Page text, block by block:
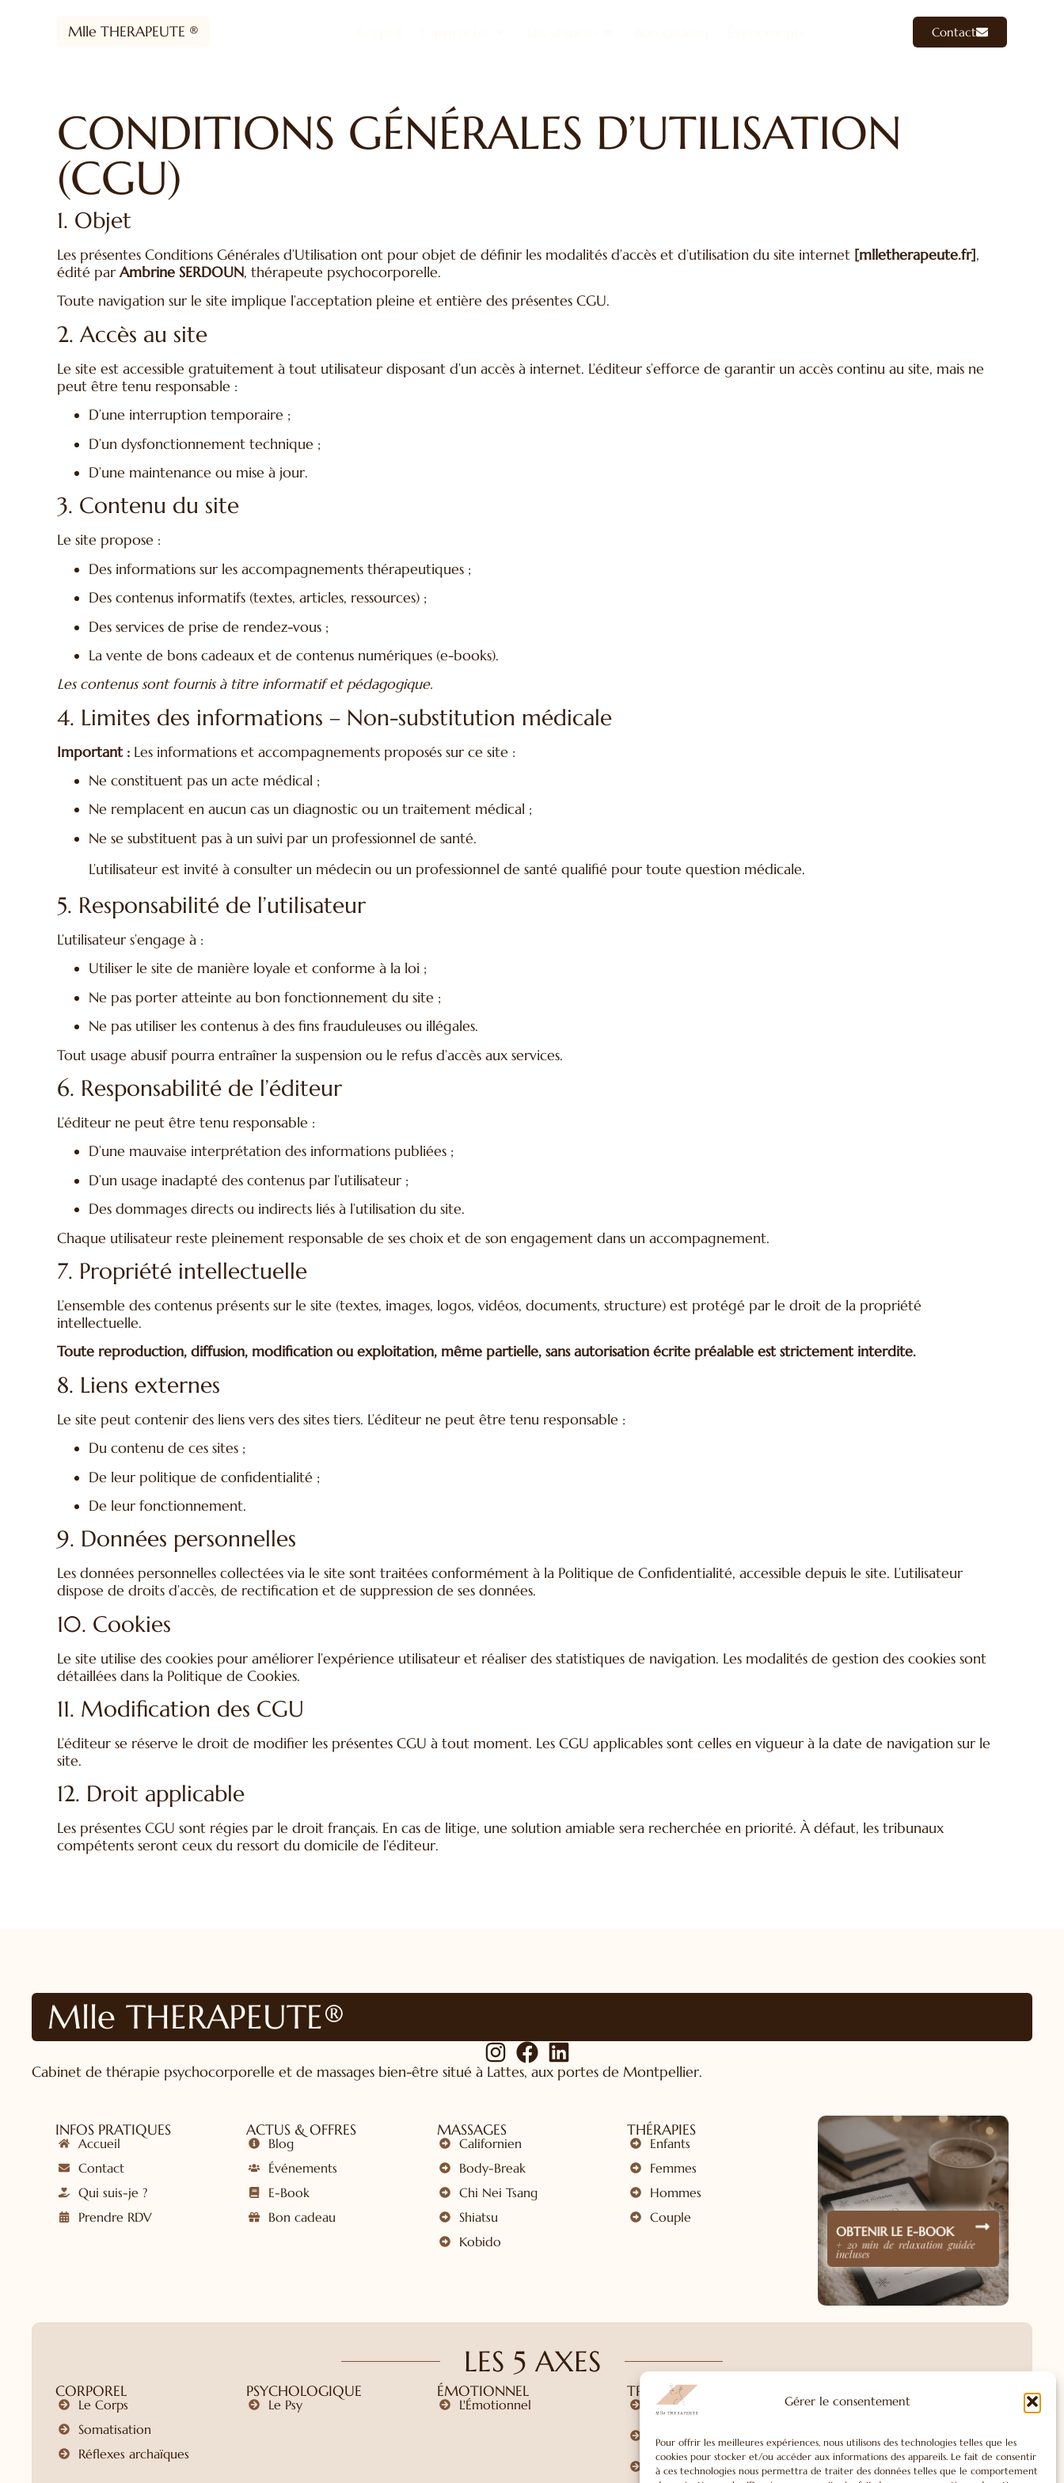
Gérer le consentement
Pour offrir les meilleures expériences, nous utilisons des technologies telles que les
cookies pour stocker et/ou accéder aux informations des appareils. Le fait de consentir
à ces technologies nous permettra de traiter des données telles que le comportement
Mlle THERAPEUTE ® Contact
CONDITIONS GÉNÉRALES D’UTILISATION
(CGU)
1. Objet
Les présentes Conditions Générales d’Utilisation ont pour objet de définir les modalités d’accès et d’utilisation du site internet [mlletherapeute.fr],
édité parAmbrine SERDOUN, thérapeute psychocorporelle.
Toute navigation sur le site implique l’acceptation pleine et entière des présentes CGU.
2. Accès au site
Le site est accessible gratuitement à tout utilisateur disposant d’un accès à internet. L’éditeur s’efforce de garantir un accès continu au site, mais ne
peut être tenu responsable :
D’une interruption temporaire ;
D’un dysfonctionnement technique ;
D’une maintenance ou mise à jour.
3. Contenu du site
Le site propose :
Des informations sur les accompagnements thérapeutiques ;
Des contenus informatifs (textes, articles, ressources) ;
Des services de prise de rendez-vous ;
La vente de bons cadeaux et de contenus numériques (e-books).
Les contenus sont fournis à titre informatif et pédagogique.
4. Limites des informations – Non-substitution médicale
Important : Les informations et accompagnements proposés sur ce site :
Ne constituent pas un acte médical ;
Ne remplacent en aucun cas un diagnostic ou un traitement médical ;
Ne se substituent pas à un suivi par un professionnel de santé.
L’utilisateur est invité à consulter un médecin ou un professionnel de santé qualifié pour toute question médicale.
5. Responsabilité de l’utilisateur
L’utilisateur s’engage à :
Utiliser le site de manière loyale et conforme à la loi ;
Ne pas porter atteinte au bon fonctionnement du site ;
Ne pas utiliser les contenus à des fins frauduleuses ou illégales.
Tout usage abusif pourra entraîner la suspension ou le refus d’accès aux services.
6. Responsabilité de l’éditeur
L’éditeur ne peut être tenu responsable :
D’une mauvaise interprétation des informations publiées ;
D’un usage inadapté des contenus par l’utilisateur ;
Des dommages directs ou indirects liés à l’utilisation du site.
Chaque utilisateur reste pleinement responsable de ses choix et de son engagement dans un accompagnement.
7. Propriété intellectuelle
L’ensemble des contenus présents sur le site (textes, images, logos, vidéos, documents, structure) est protégé par le droit de la propriété
intellectuelle.
Toute reproduction, diffusion, modification ou exploitation, même partielle, sans autorisation écrite préalable est strictement interdite.
8. Liens externes
Le site peut contenir des liens vers des sites tiers. L’éditeur ne peut être tenu responsable :
Du contenu de ces sites ;
De leur politique de confidentialité ;
De leur fonctionnement.
9. Données personnelles
Les données personnelles collectées via le site sont traitées conformément à la Politique de Confidentialité, accessible depuis le site. L’utilisateur
dispose de droits d’accès, de rectification et de suppression de ses données.
10. Cookies
Le site utilise des cookies pour améliorer l’expérience utilisateur et réaliser des statistiques de navigation. Les modalités de gestion des cookies sont
détaillées dans la Politique de Cookies.
11. Modification des CGU
L’éditeur se réserve le droit de modifier les présentes CGU à tout moment. Les CGU applicables sont celles en vigueur à la date de navigation sur le
site.
12. Droit applicable
Les présentes CGU sont régies par le droit français. En cas de litige, une solution amiable sera recherchée en priorité. À défaut, les tribunaux
compétents seront ceux du ressort du domicile de l’éditeur.
Mlle THERAPEUTE®
Cabinet de thérapie psychocorporelle et de massages bien-être situé à Lattes, aux portes de Montpellier.
INFOS PRATIQUES
Accueil
Contact
Qui suis-je ?
Prendre RDV
ACTUS & OFFRES
Blog
Événements
E-Book
Bon cadeau
MASSAGES
Californien
Body-Break
Chi Nei Tsang
Shiatsu
Kobido
THÉRAPIES
Enfants
Femmes
Hommes
Couple
OBTENIR LE E-BOOK
+ 20 min de relaxation guidée
incluses
LES 5 AXES
CORPOREL
Le Corps
Somatisation
Réflexes archaïques
PSYCHOLOGIQUE
Le Psy
ÉMOTIONNEL
L'Émotionnel
TRANSGÉNÉRATIONNEL
Le Transgénérationnel
Transgénérationnelle
Psychogénéalogie
L'Énergétique
Access Bars